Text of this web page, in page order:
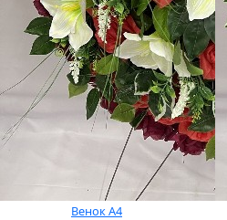
Венок А4